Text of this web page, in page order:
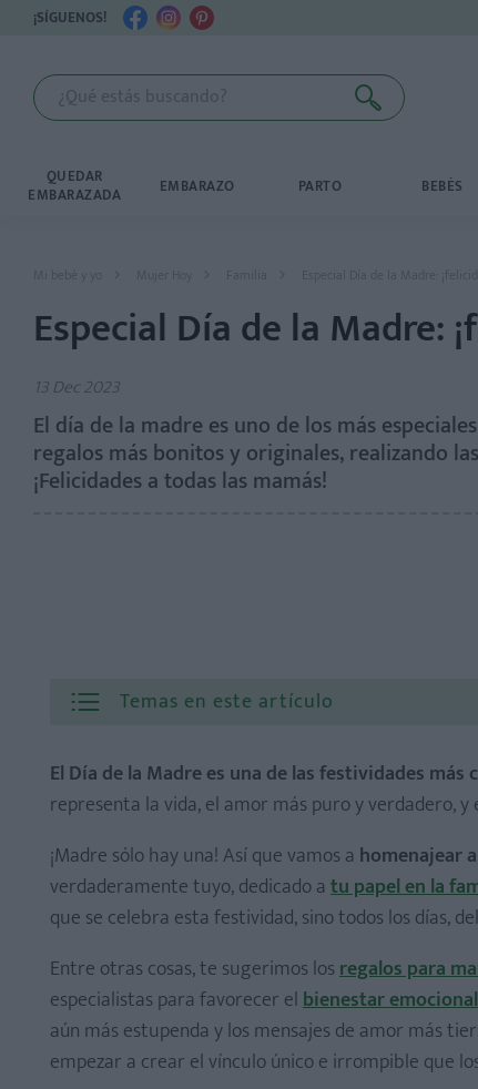
¡SÍGUENOS!
QUEDAR
EMBARAZADA EMBARAZO PARTO BEBÉS
Mi bebé y yo Mujer Hoy Familia Especial Día de la Madre:
Especial Día de la Madre:
13 Dec 2023
El día de la madre es uno de los más
regalos más bonitos y originales, realizando
¡Felicidades a todas las mamás!
Temas en este artículo
Regalos para el Día de la Madre
Mensajes de amor para tu bebé
Poemas para el Día de la Madre
El Día de la Madre es una de las festividades
representa la vida, el amor más puro y verdadero, y
¡Madre sólo hay una! Así que vamos a homenajear
verdaderamente tuyo, dedicado a tu papel en la
que se celebra esta festividad, sino todos los días,
Entre otras cosas, te sugerimos losregalos para
especialistas para favorecer elbienestar
aún más estupenda y los mensajes de amor más
empezar a crear el vínculo único e irrompible que